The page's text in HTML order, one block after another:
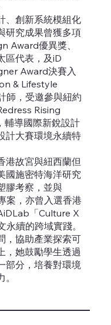
、創新系統模組化
研究成果曾獲多項
Award優異獎、
區代表，及iD
Award決賽入
& Lifestyle
，受邀參與紐約
Rising
輔導國際新銳設計
計大賽環境永續特
港故宮與紐西蘭但
國施密特海洋研究
膠考察，並與
案，亦曾入選香港
「Culture X
續的跨域實踐。
，協助產業探索可
，她鼓勵學生透過
部分，培養對環境